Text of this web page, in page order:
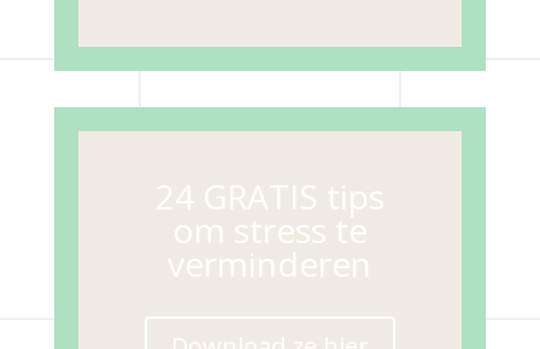
24 GRATIS tips
om stress te
verminderen